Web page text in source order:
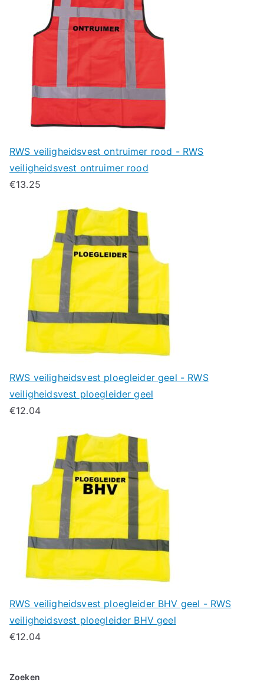
RWS veiligheidsvest ontruimer rood - RWS
veiligheidsvest ontruimer rood
€13.25
RWS veiligheidsvest ploegleider geel - RWS
veiligheidsvest ploegleider geel
€12.04
RWS veiligheidsvest ploegleider BHV geel - RWS
veiligheidsvest ploegleider BHV geel
€12.04
Zoeken